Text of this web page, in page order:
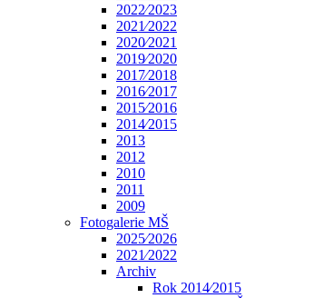
2022⁄2023
2021⁄2022
2020⁄2021
2019⁄2020
2017⁄2018
2016⁄2017
2015⁄2016
2014⁄2015
2013
2012
2010
2011
2009
Fotogalerie MŠ
2025⁄2026
2021⁄2022
Archiv
Rok 2014⁄2015